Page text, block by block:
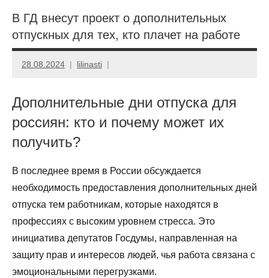
В ГД внесут проект о дополнительных
отпускных для тех, кто плачет на работе
28.08.2024 lilinasti
Дополнительные дни отпуска для
россиян: кто и почему может их
получить?
В последнее время в России обсуждается
необходимость предоставления дополнительных дней
отпуска тем работникам, которые находятся в
профессиях с высоким уровнем стресса. Это
инициатива депутатов Госдумы, направленная на
защиту прав и интересов людей, чья работа связана с
эмоциональными перегрузками.